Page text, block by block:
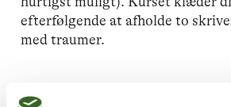
efterfølgende at afholde to
med traumer.
Læs mere:
Skrivegrupper –